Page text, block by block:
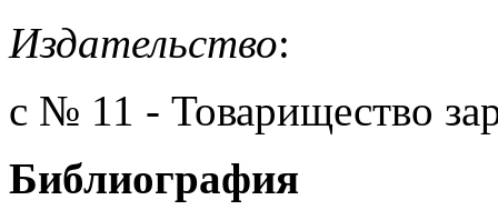
Издательство:
с № 11 - Товарищество
Библиография